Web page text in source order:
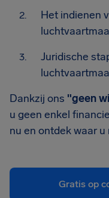
Het indienen
Juridische
Dankzij ons "geen
u geen enkel
nu en ontdek waar
Gratis op